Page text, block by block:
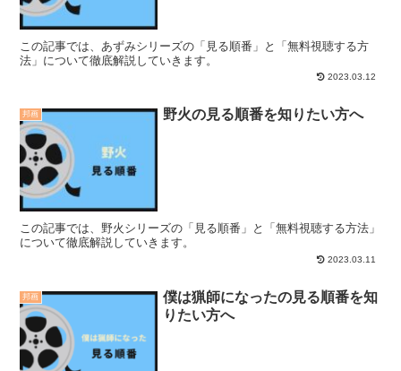
この記事では、あずみシリーズの「見る順番」と「無料視聴する方
法」について徹底解説していきます。
2023.03.12
邦画 野火の見る順番を知りたい方へ
この記事では、野火シリーズの「見る順番」と「無料視聴する方法」
について徹底解説していきます。
2023.03.11
邦画
僕は猟師になったの見る順番を知
りたい方へ